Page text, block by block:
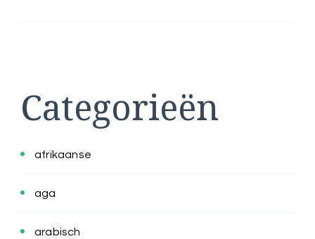
Categorieën
afrikaanse
aga
arabisch